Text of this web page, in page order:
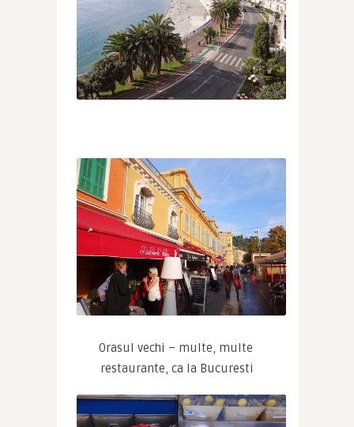
Orasul vechi – multe, multe
restaurante, ca la Bucuresti